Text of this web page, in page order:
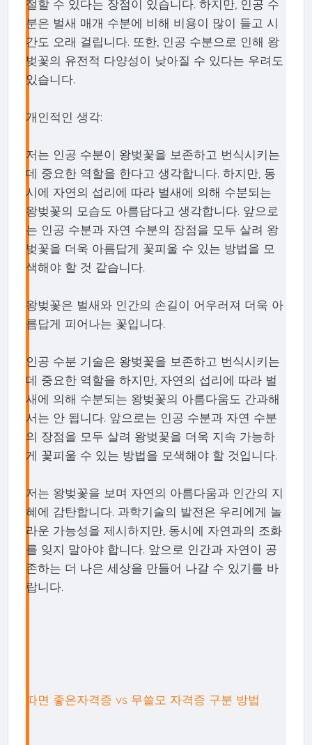
절할 수 있다는 장점이 있습니다. 하지만, 인공 수
분은 벌새 매개 수분에 비해 비용이 많이 들고 시
간도 오래 걸립니다. 또한, 인공 수분으로 인해 왕
벚꽃의 유전적 다양성이 낮아질 수 있다는 우려도
있습니다.
개인적인 생각:
저는 인공 수분이 왕벚꽃을 보존하고 번식시키는
데 중요한 역할을 한다고 생각합니다. 하지만, 동
시에 자연의 섭리에 따라 벌새에 의해 수분되는
왕벚꽃의 모습도 아름답다고 생각합니다. 앞으로
는 인공 수분과 자연 수분의 장점을 모두 살려 왕
벚꽃을 더욱 아름답게 꽃피울 수 있는 방법을 모
색해야 할 것 같습니다.
왕벚꽃은 벌새와 인간의 손길이 어우러져 더욱 아
름답게 피어나는 꽃입니다.
인공 수분 기술은 왕벚꽃을 보존하고 번식시키는
데 중요한 역할을 하지만, 자연의 섭리에 따라 벌
새에 의해 수분되는 왕벚꽃의 아름다움도 간과해
서는 안 됩니다. 앞으로는 인공 수분과 자연 수분
의 장점을 모두 살려 왕벚꽃을 더욱 지속 가능하
게 꽃피울 수 있는 방법을 모색해야 할 것입니다.
저는 왕벚꽃을 보며 자연의 아름다움과 인간의 지
혜에 감탄합니다. 과학기술의 발전은 우리에게 놀
라운 가능성을 제시하지만, 동시에 자연과의 조화
를 잊지 말아야 합니다. 앞으로 인간과 자연이 공
존하는 더 나은 세상을 만들어 나갈 수 있기를 바
랍니다.
따면 좋은자격증 vs 무쓸모 자격증 구분 방법